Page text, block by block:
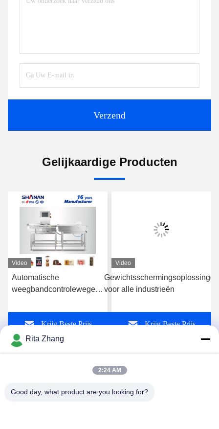
Verzend
Gelijkaardige Producten
Video
Automatische
weegbandcontroleweger
voedselverpakkingen
Krijg Beste Prijs
Video
Gewichtsschermingsoplossingen
voor alle industrieën
Krijg Beste Prijs
GUANGDONG SHANAN TECHNOLOGY
Rita Zhang
2:24 AM
Good day, what product are you looking for?